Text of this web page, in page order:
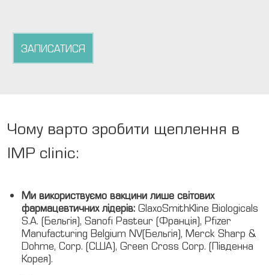
ЗАПИСАТИСЯ
Чому варто зробити щеплення в
IMP clinic:
Ми використвуємо вакцини лише світових
фармацевтичних лідерів: GlaxoSmithKline Biologicals
S.A. (Бельгія), Sanofi Pasteur (Франція), Pfizer
Manufacturing Belgium NV(Бельгія), Merck Sharp &
Dohme, Corp. (США), Green Cross Corp. (Південна
Корея).